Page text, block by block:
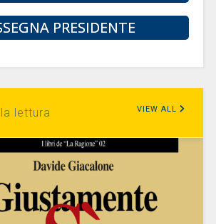
PRESIDENTE
lettura VIEW ALL